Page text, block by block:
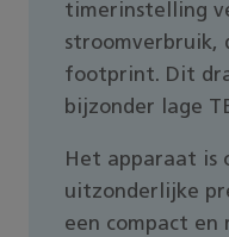
timerinstelling
stroomverbruik,
footprint. Dit
bijzonder lage
Het apparaat is
uitzonderlijke
een compact